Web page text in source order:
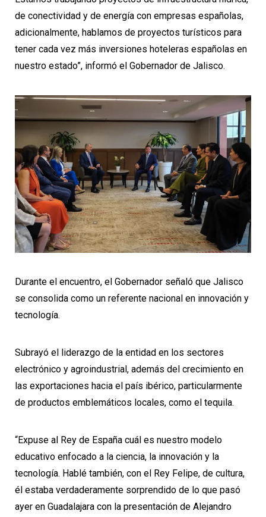
de conectividad y de energía con empresas españolas,
adicionalmente, hablamos de proyectos turísticos para
tener cada vez más inversiones hoteleras españolas en
nuestro estado”, informó el Gobernador de Jalisco.
Durante el encuentro, el Gobernador señaló que Jalisco
se consolida como un referente nacional en innovación y
tecnología.
Subrayó el liderazgo de la entidad en los sectores
electrónico y agroindustrial, además del crecimiento en
las exportaciones hacia el país ibérico, particularmente
de productos emblemáticos locales, como el tequila.
“Expuse al Rey de España cuál es nuestro modelo
educativo enfocado a la ciencia, la innovación y la
tecnología. Hablé también, con el Rey Felipe, de cultura,
él estaba verdaderamente sorprendido de lo que pasó
ayer en Guadalajara con la presentación de Alejandro